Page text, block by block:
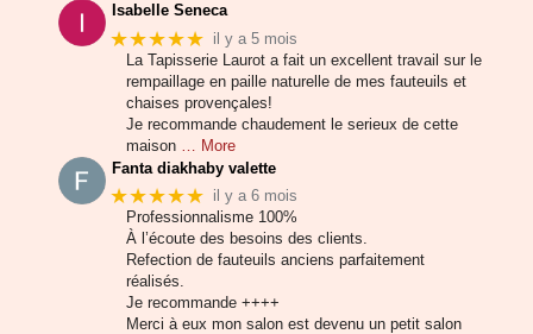
Isabelle Seneca
★★★★★ il y a 5 mois
La Tapisserie Laurot a fait un excellent travail sur le
rempaillage en paille naturelle de mes fauteuils et
chaises provençales!
Je recommande chaudement le serieux de cette
maison
… More
Fanta diakhaby valette
★★★★★ il y a 6 mois
Professionnalisme 100%
À l’écoute des besoins des clients.
Refection de fauteuils anciens parfaitement
réalisés.
Je recommande ++++
Merci à eux mon salon est devenu un petit salon